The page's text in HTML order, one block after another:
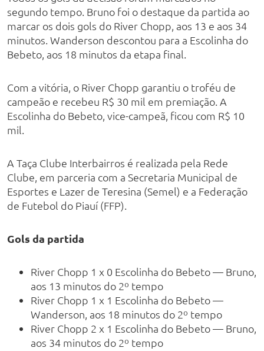
segundo tempo. Bruno foi o destaque da partida ao
marcar os dois gols do River Chopp, aos 13 e aos 34
minutos. Wanderson descontou para a Escolinha do
Bebeto, aos 18 minutos da etapa final.
Com a vitória, o River Chopp garantiu o troféu de
campeão e recebeu R$ 30 mil em premiação. A
Escolinha do Bebeto, vice-campeã, ficou com R$ 10
mil.
A Taça Clube Interbairros é realizada pela Rede
Clube, em parceria com a Secretaria Municipal de
Esportes e Lazer de Teresina (Semel) e a Federação
de Futebol do Piauí (FFP).
Gols da partida
River Chopp 1 x 0 Escolinha do Bebeto — Bruno,
aos 13 minutos do 2º tempo
River Chopp 1 x 1 Escolinha do Bebeto —
Wanderson, aos 18 minutos do 2º tempo
River Chopp 2 x 1 Escolinha do Bebeto — Bruno,
aos 34 minutos do 2º tempo